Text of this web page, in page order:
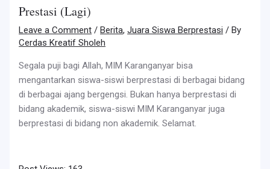
Prestasi (Lagi)
Leave a Comment /Berita,Juara Siswa Berprestasi / By
Cerdas Kreatif Sholeh
Segala puji bagi Allah, MIM Karanganyar bisa
mengantarkan siswa-siswi berprestasi di berbagai bidang
di berbagai ajang bergengsi. Bukan hanya berprestasi di
bidang akademik, siswa-siswi MIM Karanganyar juga
berprestasi di bidang non akademik. Selamat.